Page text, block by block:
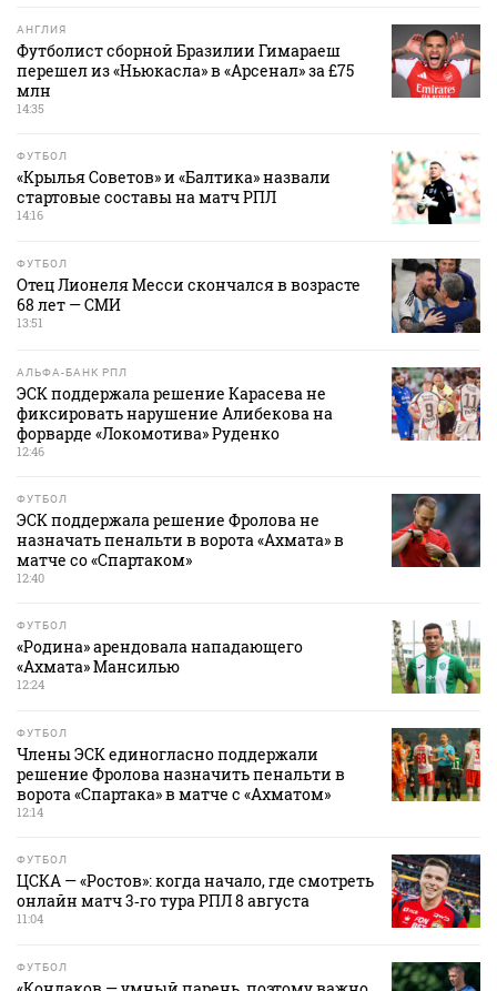
АНГЛИЯ
Футболист сборной Бразилии Гимараеш
перешел из «Ньюкасла» в «Арсенал» за £75
млн
14:35
ФУТБОЛ
«Крылья Советов» и «Балтика» назвали
стартовые составы на матч РПЛ
14:16
ФУТБОЛ
Отец Лионеля Месси скончался в возрасте
68 лет — СМИ
13:51
АЛЬФА-БАНК РПЛ
ЭСК поддержала решение Карасева не
фиксировать нарушение Алибекова на
форварде «Локомотива» Руденко
12:46
ФУТБОЛ
ЭСК поддержала решение Фролова не
назначать пенальти в ворота «Ахмата» в
матче со «Спартаком»
12:40
ФУТБОЛ
«Родина» арендовала нападающего
«Ахмата» Мансилью
12:24
ФУТБОЛ
Члены ЭСК единогласно поддержали
решение Фролова назначить пенальти в
ворота «Спартака» в матче с «Ахматом»
12:14
ФУТБОЛ
ЦСКА — «Ростов»: когда начало, где смотреть
онлайн матч 3‑го тура РПЛ 8 августа
11:04
ФУТБОЛ